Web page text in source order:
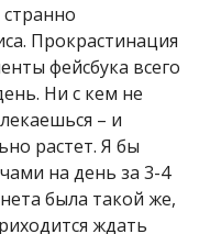
Прокрастинация
фейсбука всего
Ни с кем не
– и
растет. Я бы
на день за 3-4
была такой же,
ждать